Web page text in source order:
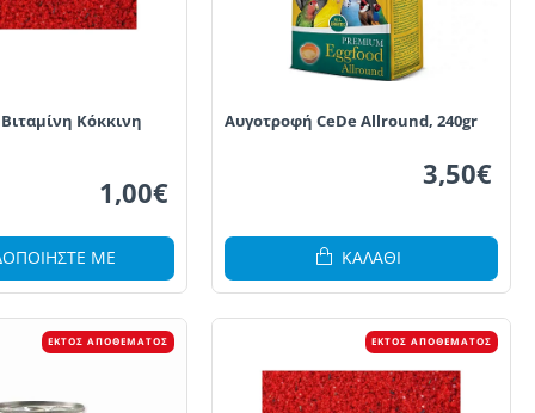
Κόκκινη
1,00€
ΜΕ
Αυγοτροφή CeDe Allround, 240gr
3,50€
ΚΑΛΆΘΙ
ΕΚΤΌΣ ΑΠΟΘΈΜΑΤΟΣ ΕΚΤΌΣ ΑΠΟΘΈΜΑΤΟΣ